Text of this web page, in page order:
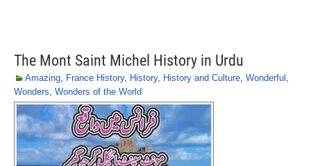
The Mont Saint Michel History in Urdu
Amazing, France History, History, History and Culture, Wonderful ,
Wonders, Wonders of the World